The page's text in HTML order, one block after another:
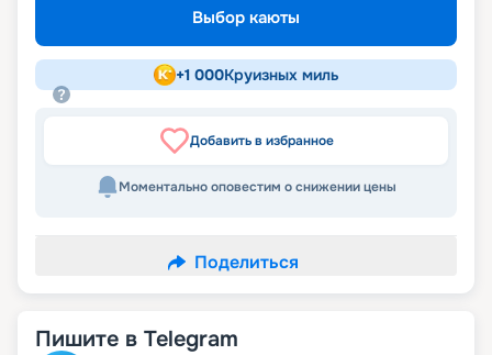
Выбор каюты
+1 000Круизных миль
Добавить в избранное
Моментально оповестим о снижении цены
Поделиться
Пишите в Telegram